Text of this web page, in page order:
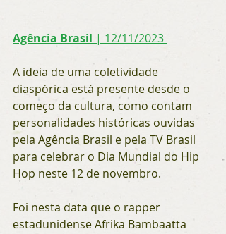
Agência Brasil | 12/11/2023
A ideia de uma coletividade
diaspórica está presente desde o
começo da cultura, como contam
personalidades históricas ouvidas
pela Agência Brasil e pela TV Brasil
para celebrar o Dia Mundial do Hip
Hop neste 12 de novembro.
Foi nesta data que o rapper
estadunidense Afrika Bambaatta